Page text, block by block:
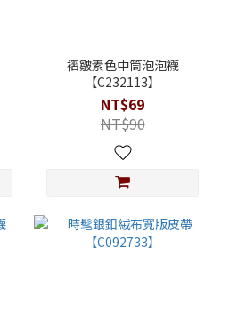
褶皺素色中筒泡泡襪
【C232113】
NT$69
NT$90